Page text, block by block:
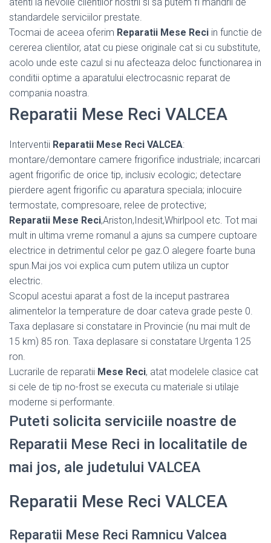
standardele serviciilor prestate.
Tocmai de aceea oferim Reparatii Mese Reci in functie de
cererea clientilor, atat cu piese originale cat si cu substitute,
acolo unde este cazul si nu afecteaza deloc functionarea in
conditii optime a aparatului electrocasnic reparat de
compania noastra.
Reparatii Mese Reci VALCEA
Interventii Reparatii Mese Reci VALCEA:
montare/demontare camere frigorifice industriale; incarcari
agent frigorific de orice tip, inclusiv ecologic; detectare
pierdere agent frigorific cu aparatura speciala; inlocuire
termostate, compresoare, relee de protective;
Reparatii Mese Reci,Ariston,Indesit,Whirlpool etc. Tot mai
mult in ultima vreme romanul a ajuns sa cumpere cuptoare
electrice in detrimentul celor pe gaz.O alegere foarte buna
spun.Mai jos voi explica cum putem utiliza un cuptor
electric.
Scopul acestui aparat a fost de la inceput pastrarea
alimentelor la temperature de doar cateva grade peste 0.
Taxa deplasare si constatare in Provincie (nu mai mult de
15 km) 85 ron. Taxa deplasare si constatare Urgenta 125
ron.
Lucrarile de reparatii Mese Reci, atat modelele clasice cat
si cele de tip no-frost se executa cu materiale si utilaje
moderne si performante.
Puteti solicita serviciile noastre de
Reparatii Mese Reci in localitatile de
mai jos, ale judetului VALCEA
Reparatii Mese Reci VALCEA
Reparatii Mese Reci Ramnicu Valcea